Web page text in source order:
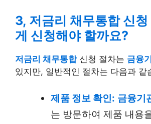
3, 저금리 채무통합 신
게 신청해야 할까요?
저금리 채무통합신청 절차는 금융
있지만, 일반적인 절차는 다음과 같
제품 정보 확인: 금융기
는 방문하여 제품 내용